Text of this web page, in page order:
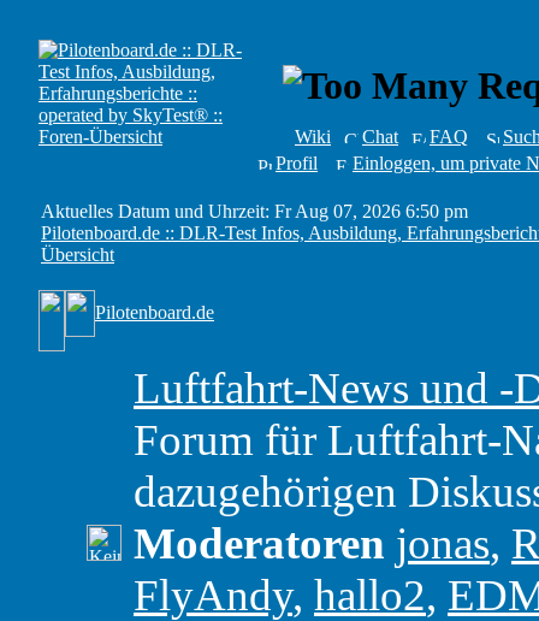
Wiki Chat FAQ
Profil
Einloggen, um private
Aktuelles Datum und Uhrzeit: Fr Aug 07, 2026 6:50 pm
Pilotenboard.de :: DLR-Test Infos, Ausbildung,
Übersicht
Pilotenboard.de
Luftfahrt-News und -
Forum für Luftfahrt-
dazugehörigen
Moderatoren jonas,
FlyAndy, hallo2,